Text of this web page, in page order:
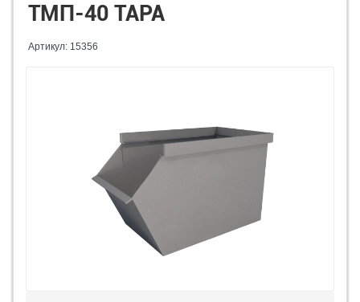
ТМП-40 ТАРА
Артикул: 15356